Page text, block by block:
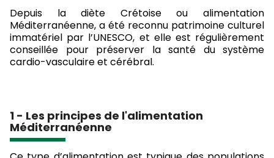
Depuis la diète Crétoise ou alimentation
Méditerranéenne, a été reconnu patrimoine culturel
immatériel par l’UNESCO, et elle est régulièrement
conseillée pour préserver la santé du système
cardio-vasculaire et cérébral.
1 - Les principes de l'alimentation
Méditerranéenne